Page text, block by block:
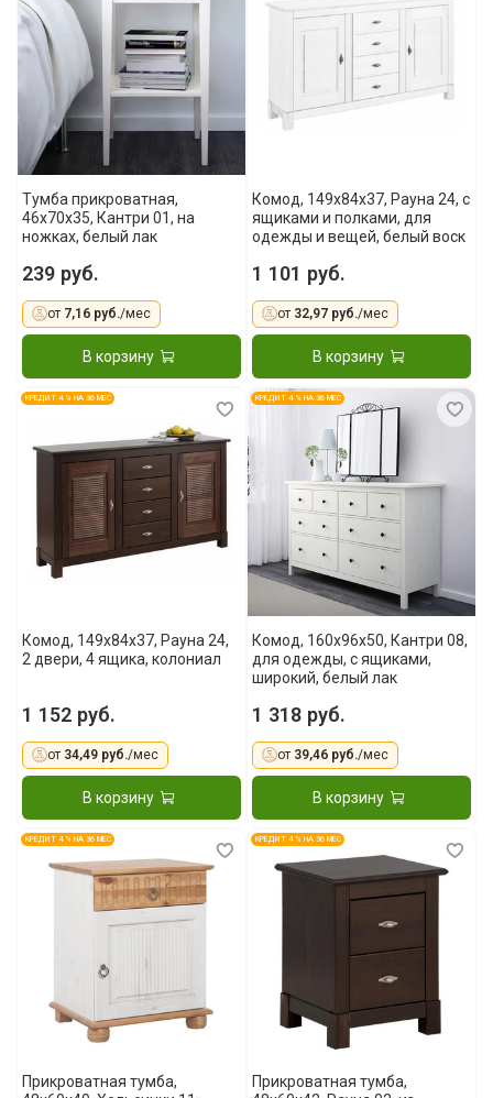
Тумба прикроватная,
46x70x35, Кантри 01, на
ножках, белый лак
239 руб.
от 7,16 руб./мес
В корзину
Комод, 149x84x37, Рауна 24, с
ящиками и полками, для
одежды и вещей, белый воск
1 101 руб.
от 32,97 руб./мес
В корзину
КРЕДИТ 4 % НА 36 МЕС
Комод, 149x84x37, Рауна 24,
2 двери, 4 ящика, колониал
1 152 руб.
от 34,49 руб./мес
В корзину
КРЕДИТ 4 % НА 36 МЕС
Комод, 160х96х50, Кантри 08,
для одежды, с ящиками,
широкий, белый лак
1 318 руб.
от 39,46 руб./мес
В корзину
КРЕДИТ 4 % НА 36 МЕС
Прикроватная тумба,
КРЕДИТ 4 % НА 36 МЕС
Прикроватная тумба,